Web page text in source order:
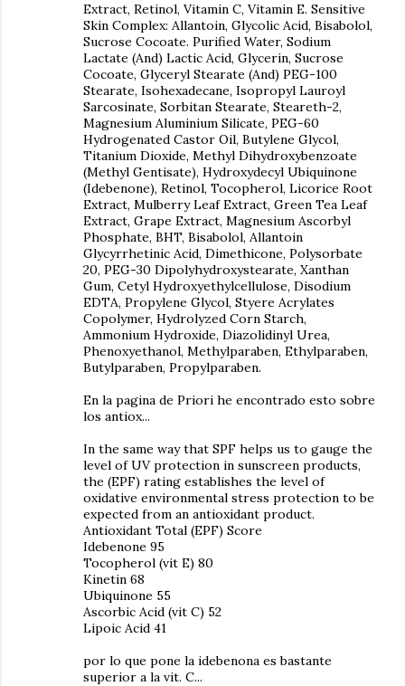
Extract, Retinol, Vitamin C, Vitamin E. Sensitive
Skin Complex: Allantoin, Glycolic Acid, Bisabolol,
Sucrose Cocoate. Purified Water, Sodium
Lactate (And) Lactic Acid, Glycerin, Sucrose
Cocoate, Glyceryl Stearate (And) PEG-100
Stearate, Isohexadecane, Isopropyl Lauroyl
Sarcosinate, Sorbitan Stearate, Steareth-2,
Magnesium Aluminium Silicate, PEG-60
Hydrogenated Castor Oil, Butylene Glycol,
Titanium Dioxide, Methyl Dihydroxybenzoate
(Methyl Gentisate), Hydroxydecyl Ubiquinone
(Idebenone), Retinol, Tocopherol, Licorice Root
Extract, Mulberry Leaf Extract, Green Tea Leaf
Extract, Grape Extract, Magnesium Ascorbyl
Phosphate, BHT, Bisabolol, Allantoin
Glycyrrhetinic Acid, Dimethicone, Polysorbate
20, PEG-30 Dipolyhydroxystearate, Xanthan
Gum, Cetyl Hydroxyethylcellulose, Disodium
EDTA, Propylene Glycol, Styere Acrylates
Copolymer, Hydrolyzed Corn Starch,
Ammonium Hydroxide, Diazolidinyl Urea,
Phenoxyethanol, Methylparaben, Ethylparaben,
Butylparaben, Propylparaben.
En la pagina de Priori he encontrado esto sobre
los antiox...
In the same way that SPF helps us to gauge the
level of UV protection in sunscreen products,
the (EPF) rating establishes the level of
oxidative environmental stress protection to be
expected from an antioxidant product.
Antioxidant Total (EPF) Score
Idebenone 95
Tocopherol (vit E) 80
Kinetin 68
Ubiquinone 55
Ascorbic Acid (vit C) 52
Lipoic Acid 41
por lo que pone la idebenona es bastante
superior a la vit. C...